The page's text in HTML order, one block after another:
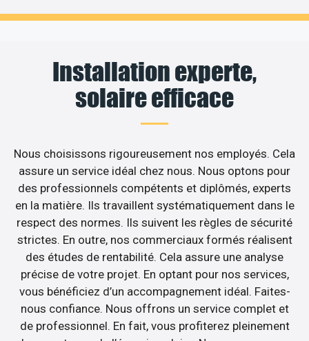
Installation experte,
solaire efficace
Nous choisissons rigoureusement nos employés. Cela
assure un service idéal chez nous. Nous optons pour
des professionnels compétents et diplômés, experts
en la matière. Ils travaillent systématiquement dans le
respect des normes. Ils suivent les règles de sécurité
strictes. En outre, nos commerciaux formés réalisent
des études de rentabilité. Cela assure une analyse
précise de votre projet. En optant pour nos services,
vous bénéficiez d’un accompagnement idéal. Faites-
nous confiance. Nous offrons un service complet et
de professionnel. En fait, vous profiterez pleinement